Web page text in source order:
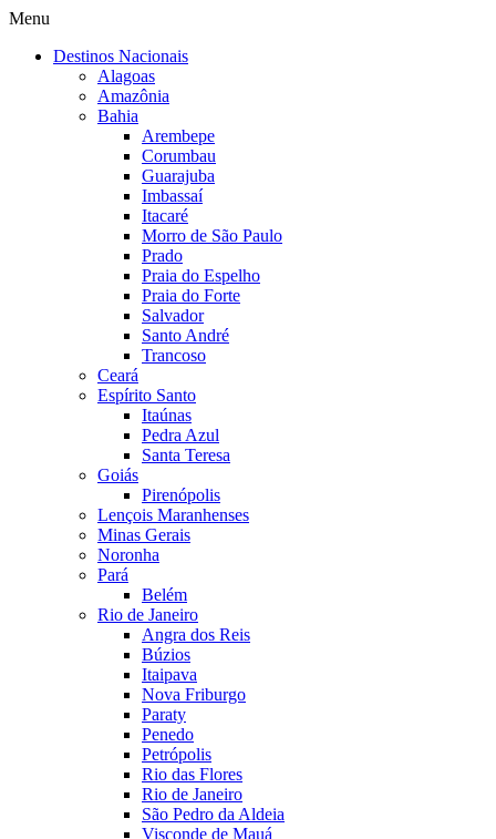
Menu
Destinos Nacionais
Alagoas
Amazônia
Bahia
Arembepe
Corumbau
Guarajuba
Imbassaí
Itacaré
Morro de São Paulo
Prado
Praia do Espelho
Praia do Forte
Salvador
Santo André
Trancoso
Ceará
Espírito Santo
Itaúnas
Pedra Azul
Santa Teresa
Goiás
Pirenópolis
Lençois Maranhenses
Minas Gerais
Noronha
Pará
Belém
Rio de Janeiro
Angra dos Reis
Búzios
Itaipava
Nova Friburgo
Paraty
Penedo
Petrópolis
Rio das Flores
Rio de Janeiro
São Pedro da Aldeia
Visconde de Mauá